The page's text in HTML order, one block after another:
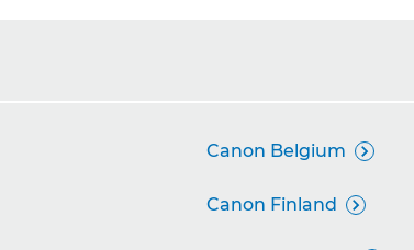
Canon Belgium 
Canon Finland 